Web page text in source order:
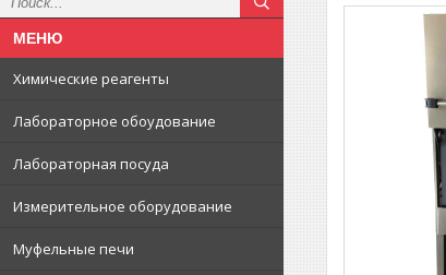
Химические реагенты
Лабораторное обоудование
Лабораторная посуда
Измерительное оборудование
Муфельные печи